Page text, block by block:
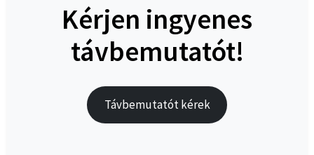
Kérjen ingyenes
távbemutatót!
Távbemutatót kérek